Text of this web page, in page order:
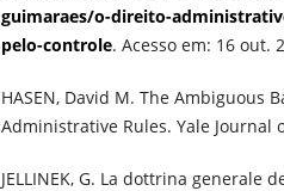
guimaraes/o-direito-
pelo-controle. Acesso em: 16 out.
HASEN, David M. The Ambiguous
Administrative Rules. Yale Journal
JELLINEK, G. La dottrina